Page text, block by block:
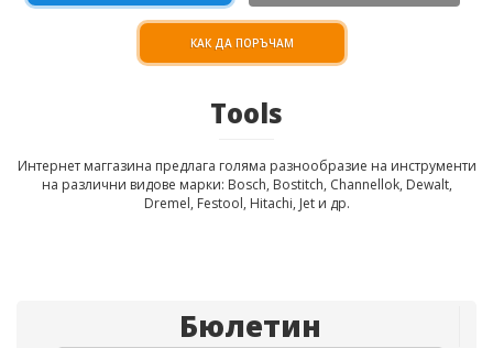
КАК ДА ПОРЪЧАМ
Tools
Интернет маггазина предлага голяма разнообразие на инструменти
на различни видове марки: Bosch, Bostitch, Channellok, Dewalt,
Dremel, Festool, Hitachi, Jet и др.
Бюлетин